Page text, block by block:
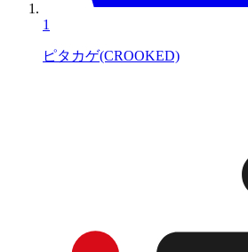
1
ピタカゲ(CROOKED)